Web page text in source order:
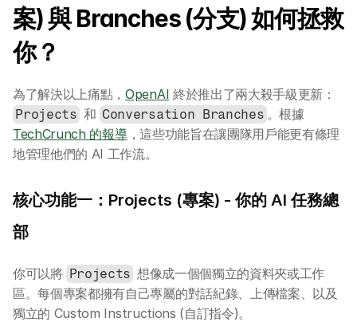
案) 與 Branches (分支) 如何拯救
你？
為了解決以上痛點，OpenAI 終於推出了兩大殺手級更新：
Projects 和 Conversation Branches
TechCrunch 的報導，這些功能旨在讓團隊用戶能更有條理
地管理他們的 AI 工作流。
核心功能一：Projects (專案) - 你的 AI 任務總
部
你可以將 Projects 想像成一個個獨立的資料夾或工作
區。每個專案都擁有自己專屬的對話紀錄、上傳檔案、以及
獨立的 Custom Instructions (自訂指令)。